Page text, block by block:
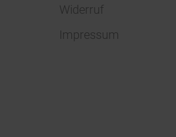
Widerruf
Impressum